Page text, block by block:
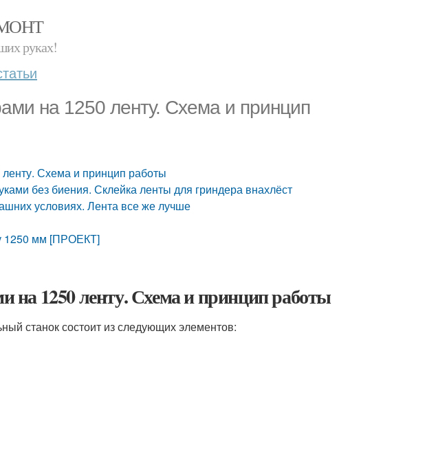
руках!
на 1250 ленту. Схема и принцип
Схема и принцип работы
без биения. Склейка ленты для гриндера внахлёст
условиях. Лента все же лучше
1250 мм [ПРОЕКТ]
на 1250 ленту. Схема и принцип работы
станок состоит из следующих элементов: